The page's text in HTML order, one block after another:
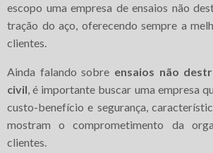
escopo uma empresa de ensaios não
tração do aço, oferecendo sempre a
clientes.
Ainda falando sobre ensaios não
civil, é importante buscar uma empresa
custo-benefício e segurança,
mostram o comprometimento da
clientes.